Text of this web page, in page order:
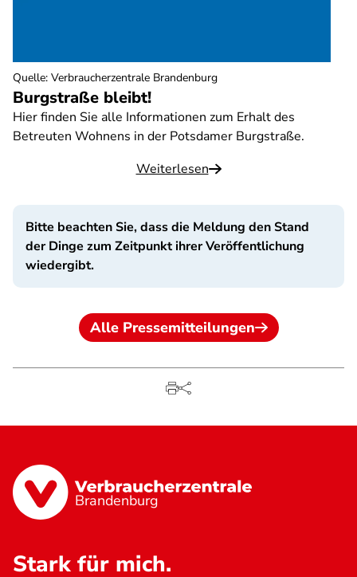
Burgstraße bleibt!
Hier finden Sie alle Informationen zum Erhalt des
Betreuten Wohnens in der Potsdamer Burgstraße.
Weiterlesen
Quelle: Verbraucherzentrale Brandenburg
Bitte beachten Sie, dass die Meldung den Stand
der Dinge zum Zeitpunkt ihrer Veröffentlichung
wiedergibt.
Alle Pressemitteilungen
Brandenburg
Stark für mich.